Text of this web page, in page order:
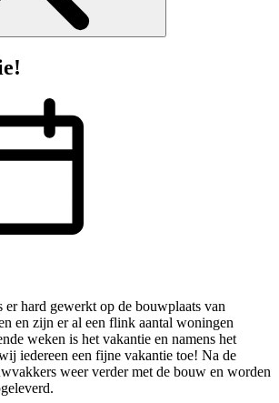
hard gewerkt op de bouwplaats van
en namens het
een fijne vakantie toe! Na de
weer verder met de bouw en worden